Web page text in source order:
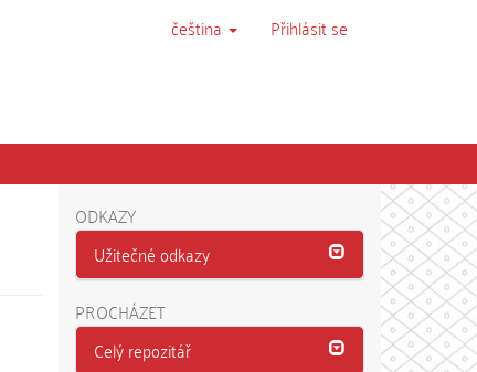
čeština Přihlásit se
ODKAZY
Užitečné odkazy
PROCHÁZET
Celý repozitář